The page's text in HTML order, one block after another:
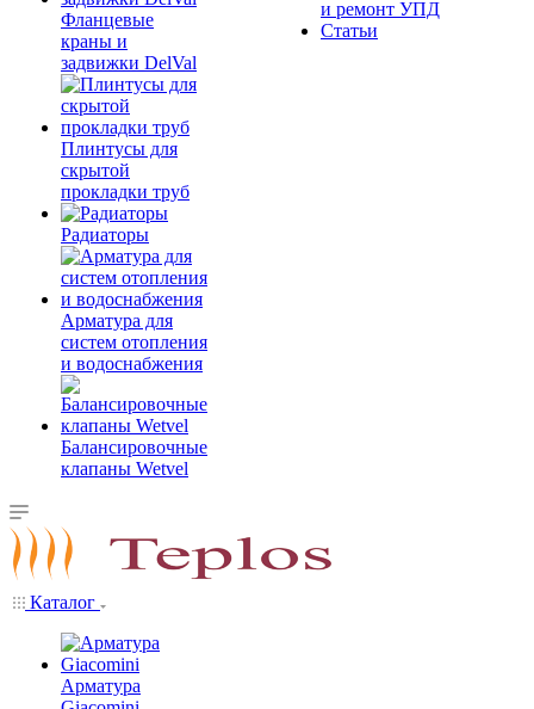
Фланцевые
краны и
задвижки DelVal
Плинтусы для
скрытой
прокладки труб
Радиаторы
Арматура для
систем отопления
и водоснабжения
Балансировочные
клапаны Wetvel
и ремонт УПД
Статьи
Каталог
Арматура